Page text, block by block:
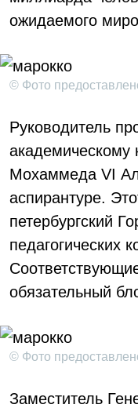
ожидаемого
© Фото
Руководитель
академическому
Мохаммеда VI
аспирантуре.
петербургский
педагогических
обязательный
© Фото
Заместитель